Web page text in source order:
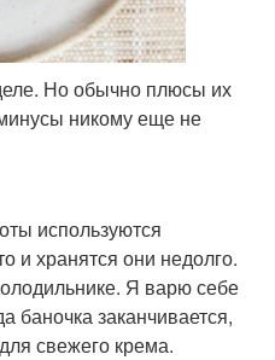
Но обычно плюсы их
никому еще не
используются
и хранятся они недолго.
Я варю себе
баночка заканчивается,
свежего крема.